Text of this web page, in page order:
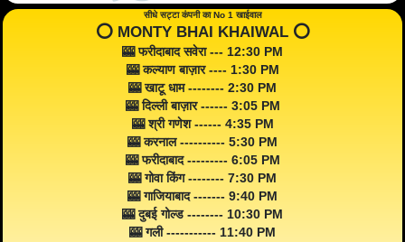
सीधे सट्टा कंपनी का No 1 खाईवाल
⭕️ MONTY BHAI KHAIWAL ⭕️
🎰 फरीदाबाद सवेरा --- 12:30 PM
🎰 कल्याण बाज़ार ---- 1:30 PM
🎰 खाटू धाम -------- 2:30 PM
🎰 दिल्ली बाज़ार ------ 3:05 PM
🎰 श्री गणेश ------ 4:35 PM
🎰 करनाल ---------- 5:30 PM
🎰 फरीदाबाद --------- 6:05 PM
🎰 गोवा किंग -------- 7:30 PM
🎰 गाजियाबाद ------- 9:40 PM
🎰 दुबई गोल्ड -------- 10:30 PM
🎰 गली ----------- 11:40 PM